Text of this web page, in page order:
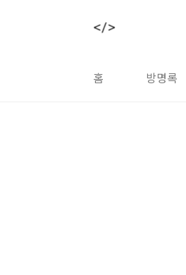
홈 방명록